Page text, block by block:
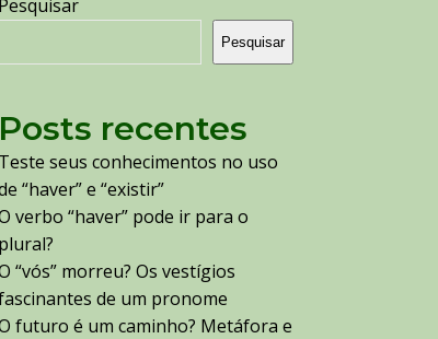
Pesquisar
Pesquisar
Posts recentes
Teste seus conhecimentos no uso
“haver” e “existir”
verbo “haver” pode ir para o
plural?
“vós” morreu? Os vestígios
de um pronome
futuro é um caminho? Metáfora e